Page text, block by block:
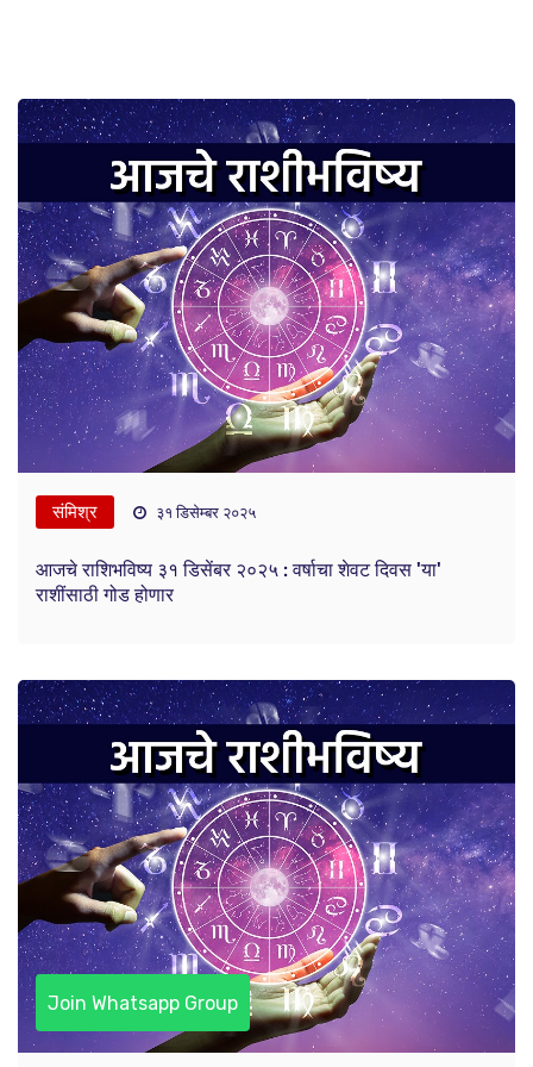
संमिश्र ३१ डिसेम्बर २०२५
आजचे राशिभविष्य ३१ डिसेंबर २०२५ : वर्षाचा शेवट दिवस 'या'
राशींसाठी गोड होणार
Join Whatsapp Group